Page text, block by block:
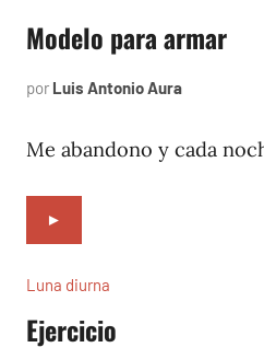
Modelo para armar
por Luis Antonio Aura
2023
Me abandono y cada
►
Luna diurna
Ejercicio